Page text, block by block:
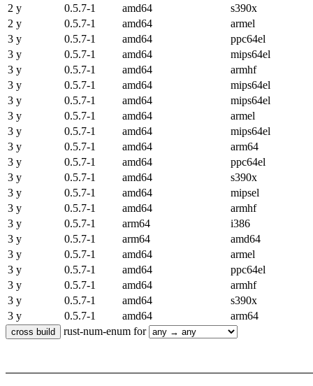
2 y
0.5.7-1 amd64
s390x
2 y
0.5.7-1 amd64
armel
3 y
0.5.7-1 amd64
ppc64el
3 y
0.5.7-1 amd64
mips64el
3 y
0.5.7-1 amd64
armhf
3 y
0.5.7-1 amd64
mips64el
3 y
0.5.7-1 amd64
mips64el
3 y
0.5.7-1 amd64
armel
3 y
0.5.7-1 amd64
mips64el
3 y
0.5.7-1 amd64
arm64
3 y
0.5.7-1 amd64
ppc64el
3 y
0.5.7-1 amd64
s390x
3 y
0.5.7-1 amd64
mipsel
3 y
0.5.7-1 amd64
armhf
3 y
0.5.7-1 arm64
i386
3 y
0.5.7-1 arm64
amd64
3 y
0.5.7-1 amd64
armel
3 y
0.5.7-1 amd64
ppc64el
3 y
0.5.7-1 amd64
armhf
3 y
0.5.7-1 amd64
s390x
3 y
0.5.7-1 amd64
arm64
rust-num-enum for